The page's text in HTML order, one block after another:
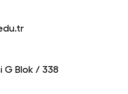
G Blok / 338